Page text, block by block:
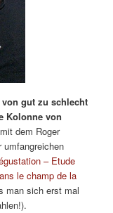
von gut zu schlecht
Kolonne von
dem Roger
umfangreichen
– Etude
le champ de la
man sich erst mal